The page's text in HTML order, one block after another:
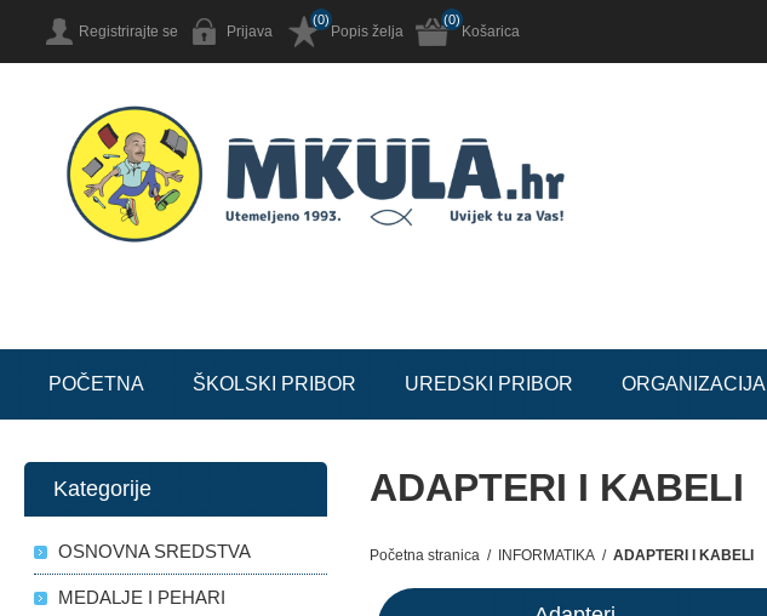
Registrirajte se Prijava Popis želja
(0)
Košarica
(0)
POČETNA ŠKOLSKI PRIBOR UREDSKI PRIBOR ORGANIZACIJA
ADAPTERI I KABELI
Početna stranica / INFORMATIKA / ADAPTERI I KABELI
Kategorije
OSNOVNA SREDSTVA
MEDALJE I PEHARI